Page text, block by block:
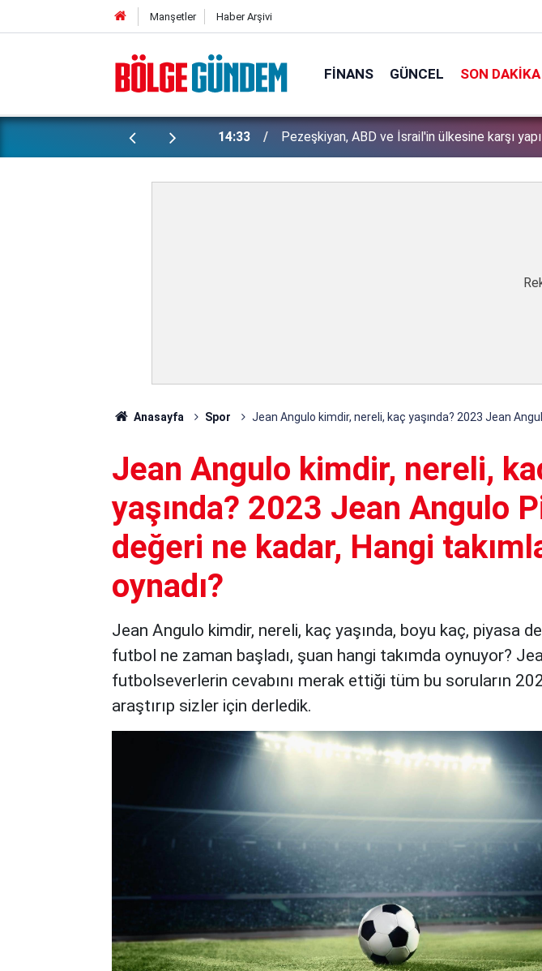
Manşetler Haber Arşivi
FINANS GÜNCEL SON DAKIKA
sosyal medyayı salladı! 14:33 Pezeşkiyan, ABD ve İsrail'in ülkesine karşı
Anasayfa Spor Jean Angulo kimdir, nereli, kaç yaşında? 2023 Jean
Jean Angulo kimdir, nereli,
yaşında? 2023 Jean Angulo
değeri ne kadar, Hangi
oynadı?
Jean Angulo kimdir, nereli, kaç yaşında, boyu kaç, piyasa
futbol ne zaman başladı, şuan hangi takımda oynuyor?
futbolseverlerin cevabını merak ettiği tüm bu soruların
araştırıp sizler için derledik.